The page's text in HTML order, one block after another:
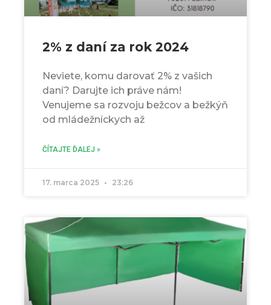
2% z daní za rok 2024
Neviete, komu darovať 2% z vašich
daní? Darujte ich práve nám!
Venujeme sa rozvoju bežcov a bežkýň
od mládežníckych až
ČÍTAJTE ĎALEJ »
17. marca 2025 23:26